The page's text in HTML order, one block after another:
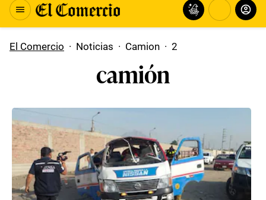
El Comercio · Noticias · Camion · 2
camión